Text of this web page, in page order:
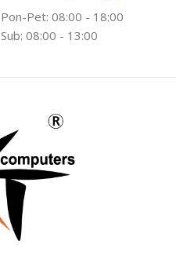
Pon-Pet: 08:00 - 18:00
Sub: 08:00 - 13:00